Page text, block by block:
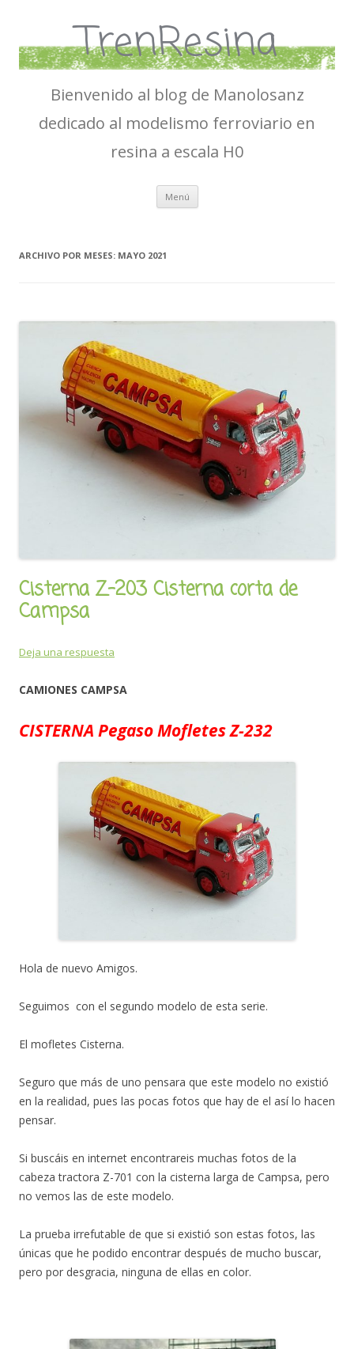
TrenResina
Bienvenido al blog de Manolosanz
dedicado al modelismo ferroviario en
resina a escala H0
Menú Ir
contenido
ARCHIVO POR MESES: MAYO 2021
Cisterna Z-203 Cisterna corta de
Campsa
Deja una respuesta
CAMIONES CAMPSA
CISTERNA Pegaso Mofletes Z-232
Hola de nuevo Amigos.
Seguimos con el segundo modelo de esta serie.
El mofletes Cisterna.
Seguro que más de uno pensara que este modelo no existió
en la realidad, pues las pocas fotos que hay de el así lo hacen
pensar.
Si buscáis en internet encontrareis muchas fotos de la
cabeza tractora Z-701 con la cisterna larga de Campsa, pero
no vemos las de este modelo.
La prueba irrefutable de que si existió son estas fotos, las
únicas que he podido encontrar después de mucho buscar,
pero por desgracia, ninguna de ellas en color.